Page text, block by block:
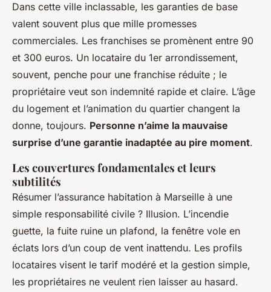
Dans cette ville inclassable, les garanties de base
valent souvent plus que mille promesses
commerciales. Les franchises se promènent entre 90
et 300 euros. Un locataire du 1er arrondissement,
souvent, penche pour une franchise réduite ; le
propriétaire veut son indemnité rapide et claire. L’âge
du logement et l’animation du quartier changent la
donne, toujours. Personne n’aime la mauvaise
surprise d’une garantie inadaptée au pire moment.
Les couvertures fondamentales et leurs
subtilités
Résumer l’assurance habitation à Marseille à une
simple responsabilité civile ? Illusion. L’incendie
guette, la fuite ruine un plafond, la fenêtre vole en
éclats lors d’un coup de vent inattendu. Les profils
locataires visent le tarif modéré et la gestion simple,
les propriétaires ne veulent rien laisser au hasard.